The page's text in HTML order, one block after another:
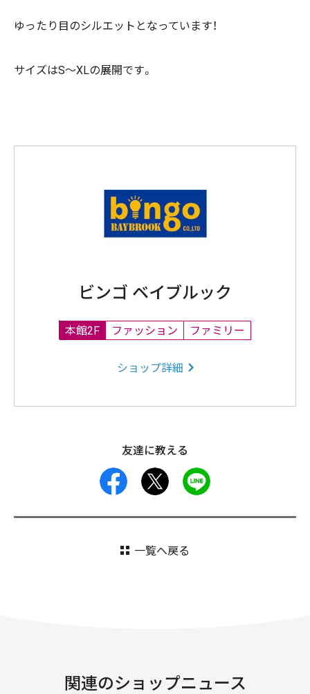
ゆったり目のシルエットとなっています！
サイズはS〜XLの展開です。
ビンゴ ベイブルック
本館2F ファッション ファミリー
ショップ詳細
友達に教える
facebook
一覧へ戻る
関連のショップニュース